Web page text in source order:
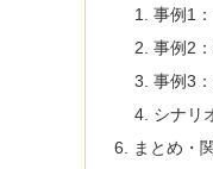
事例1
事例2
事例3
シナリ
まとめ・